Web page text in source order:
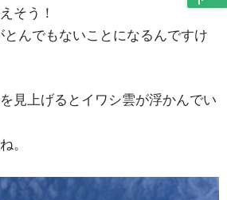
そう！
んでもないことになるんですけ
見上げるとイワシ雲が浮かんでい
。